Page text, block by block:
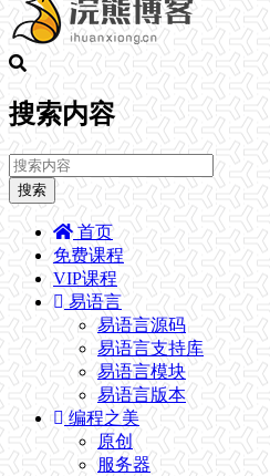
搜索内容
搜索
首页
免费课程
VIP课程
易语言
易语言源码
易语言支持库
易语言模块
易语言版本
编程之美
原创
服务器